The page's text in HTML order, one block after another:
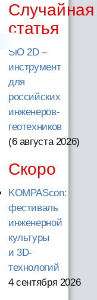
Случайная
статья
SiO 2D –
инструмент
для
российских
инженеров-
геотехников
(6 августа 2026)
Скоро
KOMPAScon:
фестиваль
инженерной
культуры
и 3D-
технологий
4 сентября 2026